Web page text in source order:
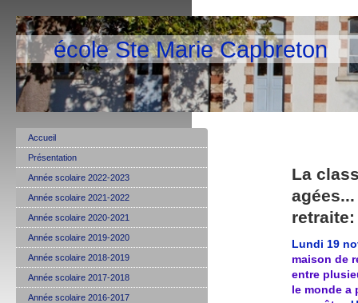
école Ste Marie Capbreton
La
Lundi 19
maison de
entre
le monde a
Accueil
Présentation
Année scolaire 2022-2023
Année scolaire 2021-2022
Année scolaire 2020-2021
Année scolaire 2019-2020
Année scolaire 2018-2019
Année scolaire 2017-2018
Année scolaire 2016-2017